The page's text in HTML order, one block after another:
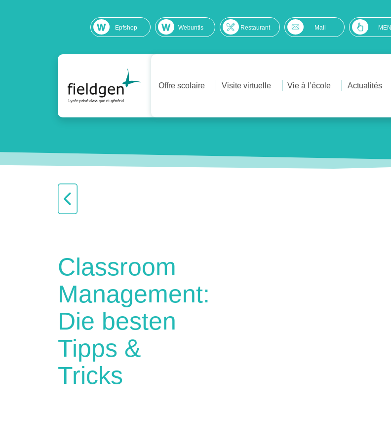
Epfshop Webuntis Restaurant Mail MEN
Offre scolaire Visite virtuelle Vie à l’école Actualités
Classroom
Management:
Die besten
Tipps &
Tricks